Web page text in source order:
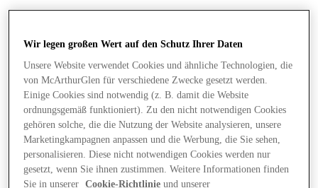
Wir legen großen Wert auf den Schutz Ihrer Daten
Unsere Website verwendet Cookies und ähnliche Technologien, die
von McArthurGlen für verschiedene Zwecke gesetzt werden.
Einige Cookies sind notwendig (z. B. damit die Website
ordnungsgemäß funktioniert). Zu den nicht notwendigen Cookies
gehören solche, die die Nutzung der Website analysieren, unsere
Marketingkampagnen anpassen und die Werbung, die Sie sehen,
personalisieren. Diese nicht notwendigen Cookies werden nur
gesetzt, wenn Sie ihnen zustimmen. Weitere Informationen finden
Sie in unserer
Cookie-Richtlinie und unserer